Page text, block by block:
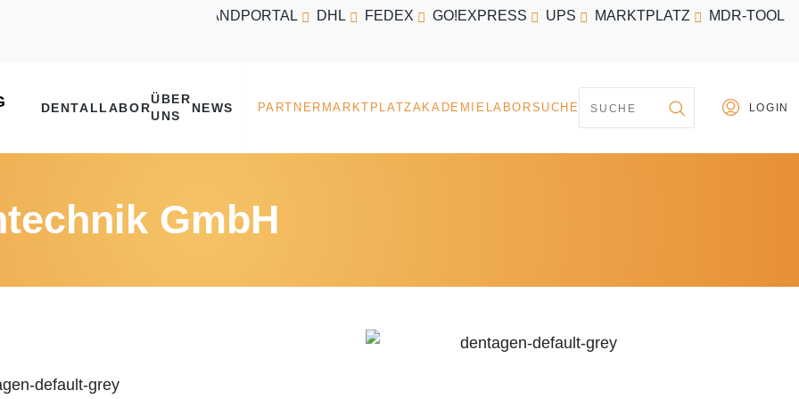
VERSANDPORTAL DHL FEDEX GO!EXPRESS UPS MARKTPLATZ MDR-TOOL
GmbH